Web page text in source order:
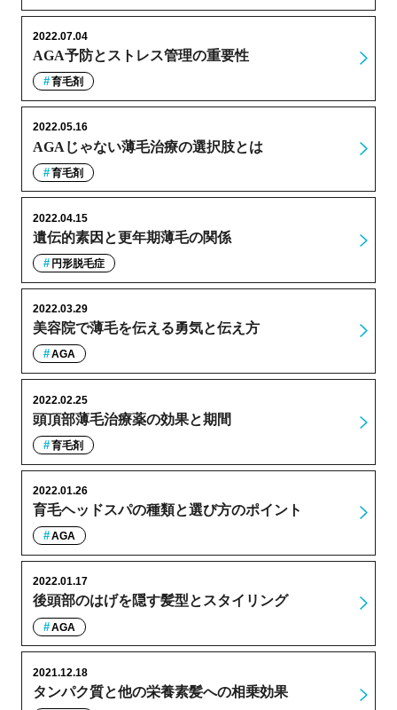
AGA予防とストレス管理の重要性
2022.07.04
育毛剤
AGAじゃない薄毛治療の選択肢とは
2022.05.16
育毛剤
遺伝的素因と更年期薄毛の関係
2022.04.15
円形脱毛症
美容院で薄毛を伝える勇気と伝え方
2022.03.29
AGA
頭頂部薄毛治療薬の効果と期間
2022.02.25
育毛剤
育毛ヘッドスパの種類と選び方のポイント
2022.01.26
AGA
後頭部のはげを隠す髪型とスタイリング
2022.01.17
AGA
タンパク質と他の栄養素髪への相乗効果
2021.12.18